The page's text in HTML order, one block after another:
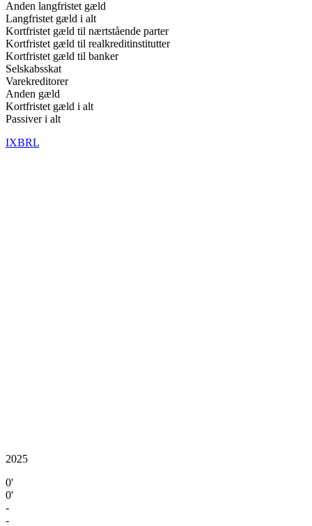
Anden langfristet gæld
Langfristet gæld i alt
Kortfristet gæld til nærtstående parter
Kortfristet gæld til realkreditinstitutter
Kortfristet gæld til banker
Selskabsskat
Varekreditorer
Anden gæld
Kortfristet gæld i alt
Passiver i alt
IXBRL
2025
0'
0'
-
-